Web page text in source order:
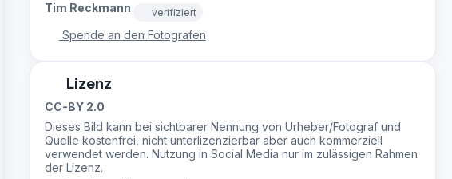
Tim Reckmann verifiziert
Spende an den Fotografen
Lizenz
CC-BY 2.0
Dieses Bild kann bei sichtbarer Nennung von Urheber/Fotograf und
Quelle kostenfrei, nicht unterlizenzierbar aber auch kommerziell
verwendet werden. Nutzung in Social Media nur im zulässigen Rahmen
der Lizenz.